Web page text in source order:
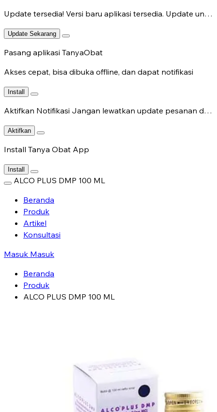
Update tersedia! Versi baru aplikasi tersedia. Update untuk fitur terbaru.
Update Sekarang
Pasang aplikasi TanyaObat
Akses cepat, bisa dibuka offline, dan dapat notifikasi
Install
Aktifkan Notifikasi Jangan lewatkan update pesanan dan chat dokter.
Aktifkan
Install Tanya Obat App
Install
ALCO PLUS DMP 100 ML
Beranda
Produk
Artikel
Konsultasi
Masuk Masuk
Beranda
Produk
ALCO PLUS DMP 100 ML